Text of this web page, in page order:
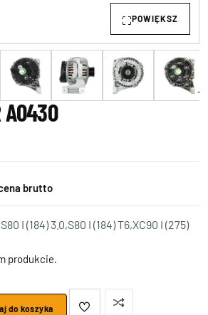
POWIĘKSZ
A0430
brutto
I (184) 3.0,S80 I (184) T6,XC90 I (275)
produkcie.
do koszyka